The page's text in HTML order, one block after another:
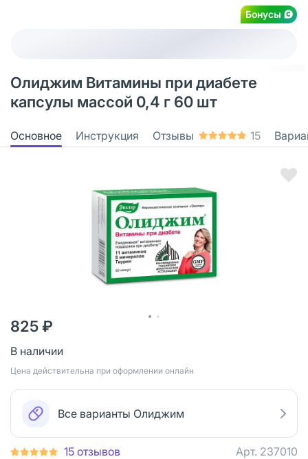
Бонусы
Олиджим Витамины при диабете
капсулы массой 0,4 г 60 шт
Основное Инструкция Отзывы 15
825 ₽
В наличии
Цена действительна при оформлении онлайн
Все варианты Олиджим
15 отзывов Арт. 237010